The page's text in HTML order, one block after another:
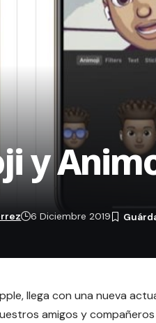
y
6 Diciembre 2019
llega con una nueva
amigos y